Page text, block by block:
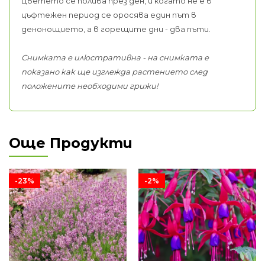
цъфтежен период се оросява един път в
денонощието, а в горещите дни - два пъти.
Снимката е илюстративна - на снимката е
показано как ще изглежда растението след
положените необходими грижи!
Още Продукти
-23% -2%